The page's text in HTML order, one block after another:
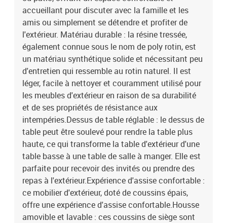
:Couleur : beigeMatériau : résine tressée, acier enduit de poudre,
verre trempéDimensions : 100 x 55 x 44/73 cm (L x l x H)Coussin
:Couleur : gris clair Matériau de la couverture : tissu (100 %
polyester)Matériau de remplissage du coussin de siège :
mousseMatériau de remplissage du coussin de dossier : fibre de
cotonDimensions du coussin de siège : 55 x 55 x 3 cm (l x P x
é)Dimensions du coussin de dossier : 55 x 45 x 13 cm (L x l x é)La
livraison contient :3 x siège d'angle4 x siège central1 x repose-
pieds1 x table de jardin10 x coussin de dossier8 x coussin d'assise
avec housse amovible et lavable
accueillant pour discuter avec la famille et les
amis ou simplement se détendre et profiter de
l'extérieur. Matériau durable : la résine tressée,
également connue sous le nom de poly rotin, est
un matériau synthétique solide et nécessitant peu
d'entretien qui ressemble au rotin naturel. Il est
léger, facile à nettoyer et couramment utilisé pour
les meubles d'extérieur en raison de sa durabilité
et de ses propriétés de résistance aux
intempéries.Dessus de table réglable : le dessus de
table peut être soulevé pour rendre la table plus
haute, ce qui transforme la table d'extérieur d'une
table basse à une table de salle à manger. Elle est
parfaite pour recevoir des invités ou prendre des
repas à l'extérieur.Expérience d'assise confortable :
ce mobilier d'extérieur, doté de coussins épais,
offre une expérience d'assise confortable.Housse
amovible et lavable : ces coussins de siège sont